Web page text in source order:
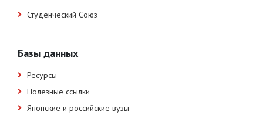
Студенческий Союз
Базы данных
Ресурсы
Полезные ссылки
Японские и российские вузы